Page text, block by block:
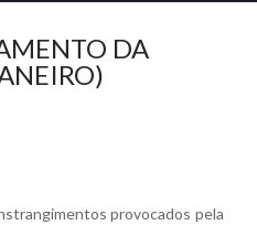
DA
provocados pela